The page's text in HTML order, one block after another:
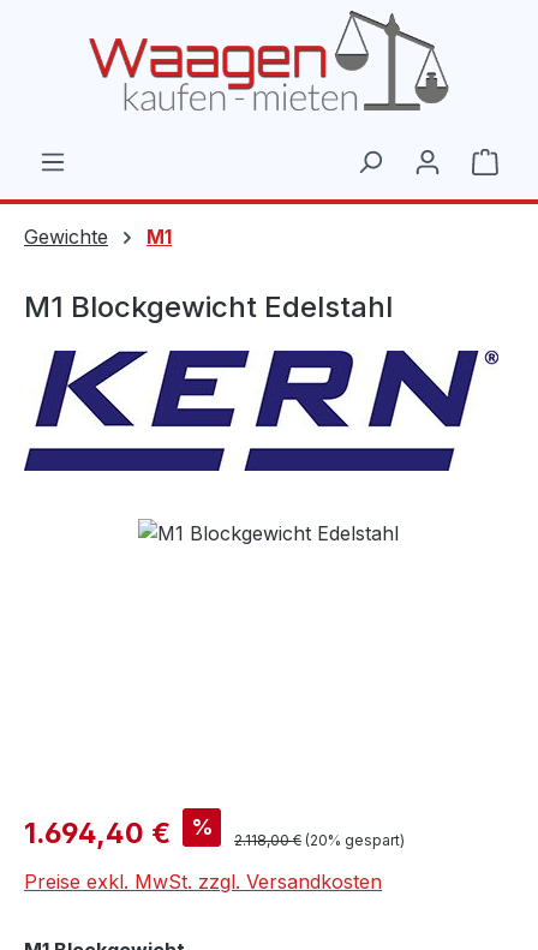
Gewichte M1
M1 Blockgewicht Edelstahl
Bildergalerie überspringen
Verkaufspreis:
1.694,40 € % Regulärer Preis:
2.118,00 € (20% gespart)
Preise exkl. MwSt. zzgl. Versandkosten